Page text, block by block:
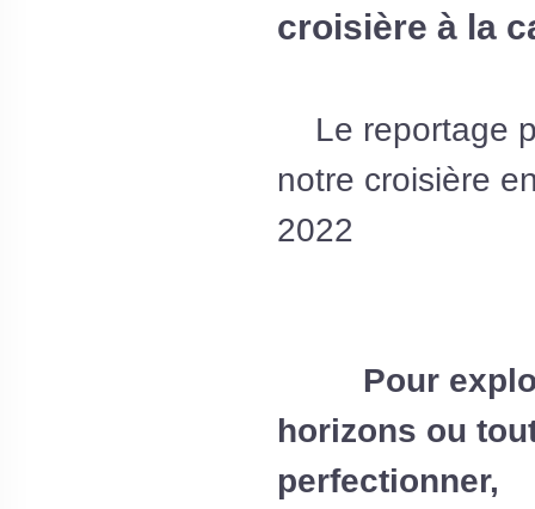
croisière à la
Le reportage
notre croisière
2022
Pour
horizons ou
perfectionner,